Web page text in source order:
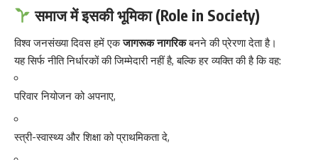
समाज में इसकी भूमिका (Role in Society)
विश्व जनसंख्या दिवस हमें एकजागरूक नागरिकबनने की प्रेरणा देता है।
यह सिर्फ नीति निर्धारकों की जिम्मेदारी नहीं है, बल्कि हर व्यक्ति की है कि वह:
परिवार नियोजन को अपनाए,
स्त्री-स्वास्थ्य और शिक्षा को प्राथमिकता दे,